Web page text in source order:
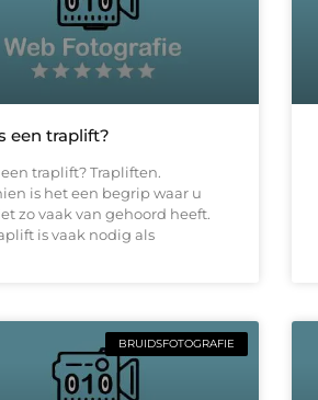
een traplift?
traplift? Trapliften.
is het een begrip waar u
zo vaak van gehoord heeft.
is vaak nodig als
BRUIDSFOTOGRAFIE